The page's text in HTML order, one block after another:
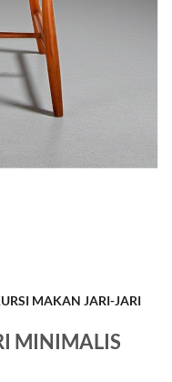
MAKAN JARI-JARI
MINIMALIS